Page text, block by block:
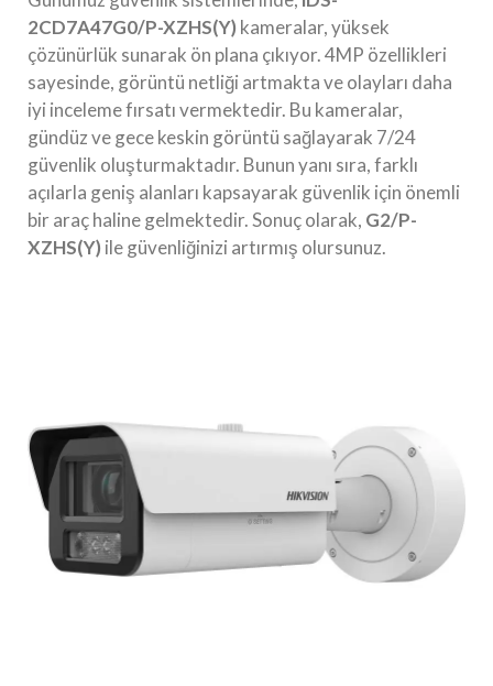
2CD7A47G0/P-XZHS(Y) kameralar, yüksek
çözünürlük sunarak ön plana çıkıyor. 4MP özellikleri
sayesinde, görüntü netliği artmakta ve olayları daha
iyi inceleme fırsatı vermektedir. Bu kameralar,
gündüz ve gece keskin görüntü sağlayarak 7/24
güvenlik oluşturmaktadır. Bunun yanı sıra, farklı
açılarla geniş alanları kapsayarak güvenlik için önemli
bir araç haline gelmektedir. Sonuç olarak, G2/P-
XZHS(Y) ile güvenliğinizi artırmış olursunuz.